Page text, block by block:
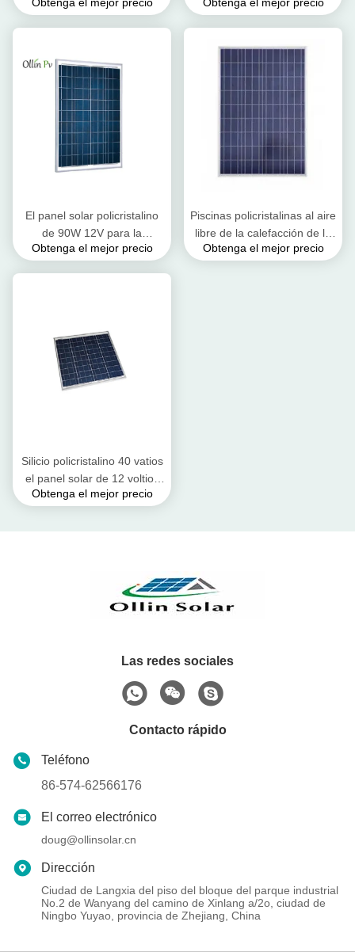
acampan que accionan la
el alambre del clip de
El panel solar policristalino
de 90W 12V para la
exploración espacial y el otro
Obtenga el mejor precio
Piscinas policristalinas al aire
libre de la calefacción de la
carga de batería de luz de
Obtenga el mejor precio
Silicio policristalino 40 vatios
el panel solar de 12 voltios
conveniente para las
Obtenga el mejor precio
Las redes sociales
Contacto rápido
Teléfono
86-574-62566176
El correo electrónico
doug@ollinsolar.cn
Dirección
Ciudad de Langxia del piso del bloque del parque industrial
No.2 de Wanyang del camino de Xinlang a/2o, ciudad de
Ningbo Yuyao, provincia de Zhejiang, China